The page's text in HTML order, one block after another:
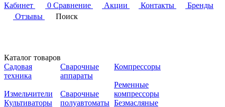
Кабинет
0 Сравнение Акции Контакты
Бренды
Отзывы
Поиск
Каталог товаров
Садовая
техника
Измельчители
Культиваторы
Сварочные
аппараты
Сварочные
полуавтоматы
Компрессоры
Ременные
компрессоры
Безмасляные